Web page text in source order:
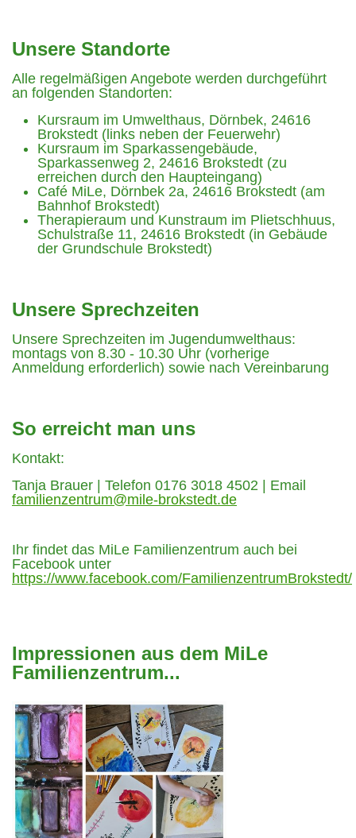
Unsere Standorte
Alle regelmäßigen Angebote werden durchgeführt
an folgenden Standorten:
Kursraum im Umwelthaus, Dörnbek, 24616
Brokstedt (links neben der Feuerwehr)
Kursraum im Sparkassengebäude,
Sparkassenweg 2, 24616 Brokstedt (zu
erreichen durch den Haupteingang)
Café MiLe, Dörnbek 2a, 24616 Brokstedt (am
Bahnhof Brokstedt)
Therapieraum und Kunstraum im Plietschhuus,
Schulstraße 11, 24616 Brokstedt (in Gebäude
der Grundschule Brokstedt)
Unsere Sprechzeiten
Unsere Sprechzeiten im Jugendumwelthaus:
montags von 8.30 - 10.30 Uhr (vorherige
Anmeldung erforderlich) sowie nach Vereinbarung
So erreicht man uns
Kontakt:
Tanja Brauer | Telefon 0176 3018 4502 | Email
familienzentrum@mile-brokstedt.de
Ihr findet das MiLe Familienzentrum auch bei
Facebook unter
https://www.facebook.com/FamilienzentrumBrokstedt/
Impressionen aus dem MiLe
Familienzentrum...